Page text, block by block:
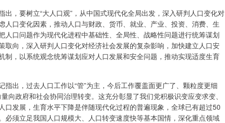
，要树立“大人口观”，从中国式现代化全局出发，深入研判人口变化对
口变化因素，推动人口与财政、货币、就业、产业、投资、消费、生
口问题作为现代化进程中基础性、全局性、战略性问题进行统筹谋划
向，深入研判人口变化对经济社会发展的复杂影响，加快建立人口安
，以系统观念统筹谋划应对人口发展和安全问题，推动实现适度生育
出，过去人口工作以“管”为主，今后工作覆盖面更广了、颗粒度更细
向政府和社会协同治理转变。这充分彰显了我们党积极识变应变求变、
发展，生育水平下降是伴随现代化过程的普遍现象，全球已有超过50
须立足我国人口规模大、人口转变速度快等基本国情，深化重点领域